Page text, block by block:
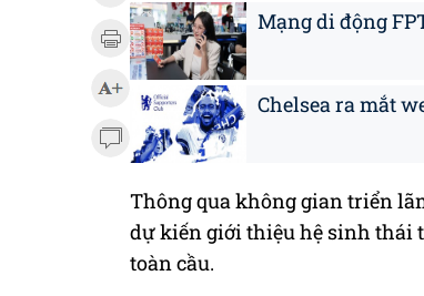
Mạng di động
Chelsea ra mắt
Thông qua không gian triển
dự kiến giới thiệu hệ sinh thái
toàn cầu.